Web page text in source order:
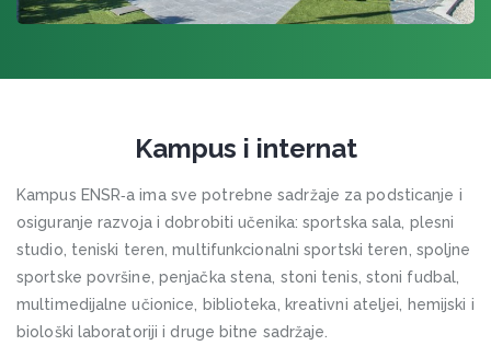
Kampus i internat
Kampus ENSR‑a ima sve potrebne sadržaje za podsticanje i
osiguranje razvoja i dobrobiti učenika: sportska sala, plesni
studio, teniski teren, multifunkcionalni sportski teren, spoljne
sportske površine, penjačka stena, stoni tenis, stoni fudbal,
multimedijalne učionice, biblioteka, kreativni ateljei, hemijski i
biološki laboratoriji i druge bitne sadržaje.